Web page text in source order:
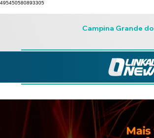
495450580893305
Campina Grande